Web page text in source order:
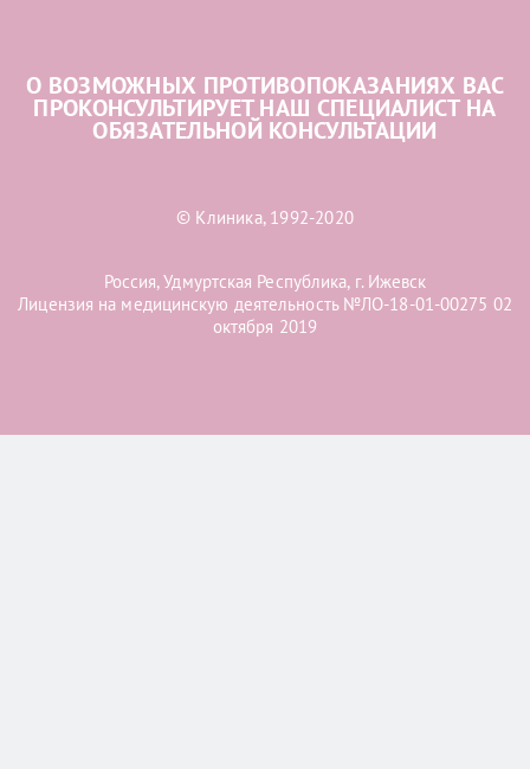
О ВОЗМОЖНЫХ ПРОТИВОПОКАЗАНИЯХ ВАС
ПРОКОНСУЛЬТИРУЕТ НАШ СПЕЦИАЛИСТ НА
ОБЯЗАТЕЛЬНОЙ КОНСУЛЬТАЦИИ
© Клиника, 1992-2020
Россия, Удмуртская Республика, г. Ижевск
Лицензия на медицинскую деятельность №ЛО-18-01-00275 02
октября 2019